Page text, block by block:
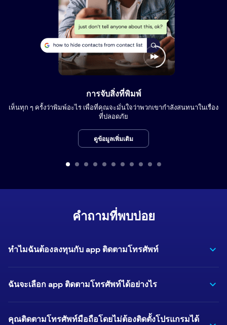
การจับสิ่งที่พิมพ์
เห็นทุก ๆ ครั้งว่าพิมพ์อะไร เพื่อที่คุณจะมั่นใจว่าพวกเขากำลังสนทนาในเรื่อง
ที่ปลอดภัย
ดูข้อมูลเพิ่มเติม
คำถามที่พบบ่อย
ทำไมฉันต้องลงทุนกับ app ติดตามโทรศัพท์
ฉันจะเลือก app ติดตามโทรศัพท์ได้อย่างไร
คุณติดตามโทรศัพท์มือถือโดยไม่ต้องติดตั้งโปรแกรมได้